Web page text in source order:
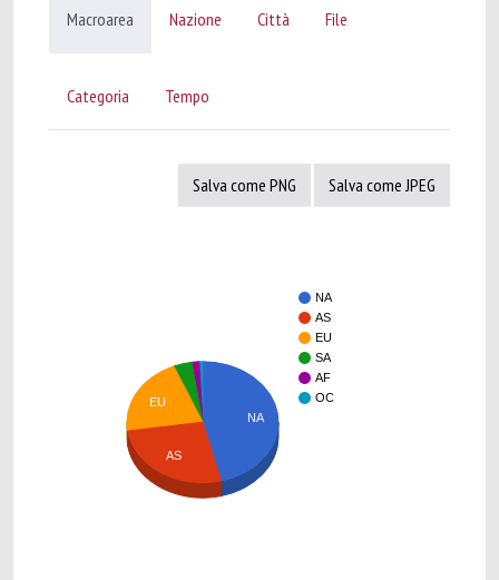
Macroarea Nazione Città File
Categoria Tempo
Salva come PNG Salva come JPEG
NA
AS
EU
SA
AF
OC
NA
EU
AS